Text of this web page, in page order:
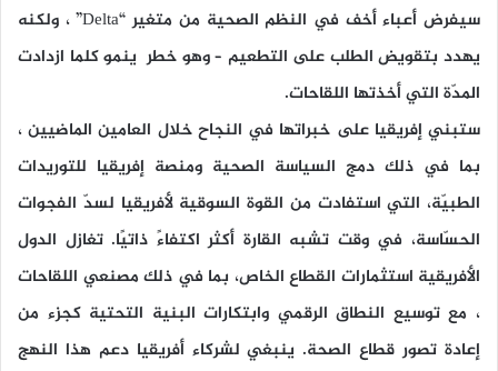
سيفرض أعباء أخف في النظم الصحية من متغير “Delta” ، ولكنه
يهدد بتقويض الطلب على التطعيم – وهو خطر ينمو كلما ازدادت
المدّة التي أخذتها اللقاحات.
ستبني إفريقيا على خبراتها في النجاح خلال العامين الماضيين ،
بما في ذلك دمج السياسة الصحية ومنصة إفريقيا للتوريدات
الطبيّة، التي استفادت من القوة السوقية لأفريقيا لسدّ الفجوات
الحسّاسة، في وقت تشبه القارة أكثر اكتفاءً ذاتيًا. تغازل الدول
الأفريقية استثمارات القطاع الخاص، بما في ذلك مصنعي اللقاحات
، مع توسيع النطاق الرقمي وابتكارات البنية التحتية كجزء من
إعادة تصور قطاع الصحة. ينبغي لشركاء أفريقيا دعم هذا النهج